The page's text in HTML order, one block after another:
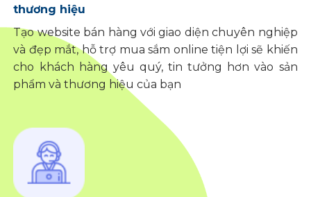
thương hiệu
Tạo website bán hàng với giao diện chuyên nghiệp
và đẹp mắt, hỗ trợ mua sắm online tiện lợi sẽ khiến
cho khách hàng yêu quý, tin tưởng hơn vào sản
phẩm và thương hiệu của bạn